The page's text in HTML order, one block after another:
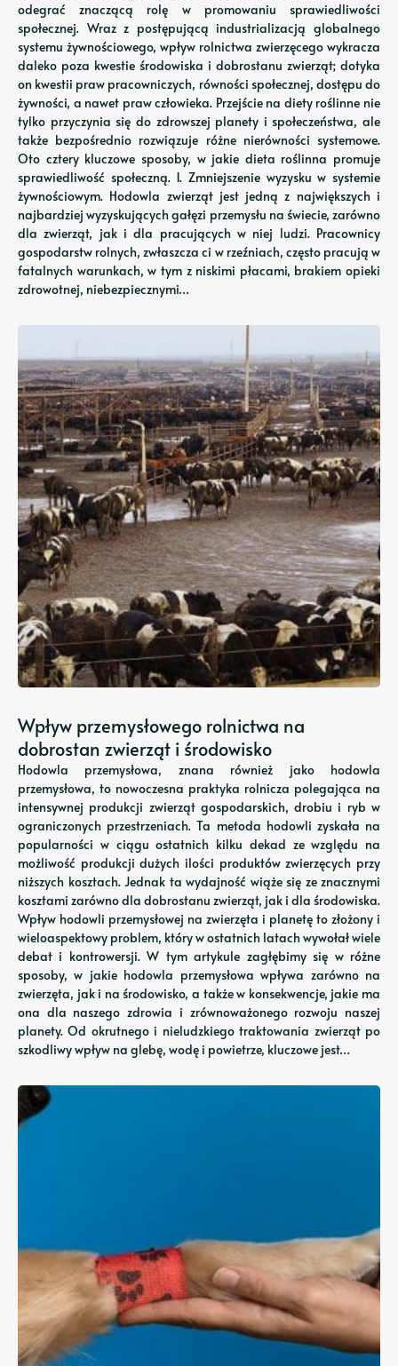
odegrać znaczącą rolę w promowaniu sprawiedliwości
społecznej. Wraz z postępującą industrializacją globalnego
systemu żywnościowego, wpływ rolnictwa zwierzęcego wykracza
daleko poza kwestie środowiska i dobrostanu zwierząt; dotyka
on kwestii praw pracowniczych, równości społecznej, dostępu do
żywności, a nawet praw człowieka. Przejście na diety roślinne nie
tylko przyczynia się do zdrowszej planety i społeczeństwa, ale
także bezpośrednio rozwiązuje różne nierówności systemowe.
Oto cztery kluczowe sposoby, w jakie dieta roślinna promuje
sprawiedliwość społeczną. 1. Zmniejszenie wyzysku w systemie
żywnościowym. Hodowla zwierząt jest jedną z największych i
najbardziej wyzyskujących gałęzi przemysłu na świecie, zarówno
dla zwierząt, jak i dla pracujących w niej ludzi. Pracownicy
gospodarstw rolnych, zwłaszcza ci w rzeźniach, często pracują w
fatalnych warunkach, w tym z niskimi płacami, brakiem opieki
zdrowotnej, niebezpiecznymi…
Wpływ przemysłowego rolnictwa na
dobrostan zwierząt i środowisko
Hodowla przemysłowa, znana również jako hodowla
przemysłowa, to nowoczesna praktyka rolnicza polegająca na
intensywnej produkcji zwierząt gospodarskich, drobiu i ryb w
ograniczonych przestrzeniach. Ta metoda hodowli zyskała na
popularności w ciągu ostatnich kilku dekad ze względu na
możliwość produkcji dużych ilości produktów zwierzęcych przy
niższych kosztach. Jednak ta wydajność wiąże się ze znacznymi
kosztami zarówno dla dobrostanu zwierząt, jak i dla środowiska.
Wpływ hodowli przemysłowej na zwierzęta i planetę to złożony i
wieloaspektowy problem, który w ostatnich latach wywołał wiele
debat i kontrowersji. W tym artykule zagłębimy się w różne
sposoby, w jakie hodowla przemysłowa wpływa zarówno na
zwierzęta, jak i na środowisko, a także w konsekwencje, jakie ma
ona dla naszego zdrowia i zrównoważonego rozwoju naszej
planety. Od okrutnego i nieludzkiego traktowania zwierząt po
szkodliwy wpływ na glebę, wodę i powietrze, kluczowe jest…